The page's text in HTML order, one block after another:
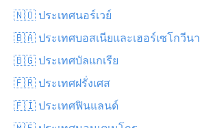
🇳🇴 ประเทศนอร์เวย์
🇧🇦 ประเทศบอสเนียและเฮอร์เซโกวีนา
🇧🇬 ประเทศบัลแกเรีย
🇫🇷 ประเทศฝรั่งเศส
🇫🇮 ประเทศฟินแลนด์